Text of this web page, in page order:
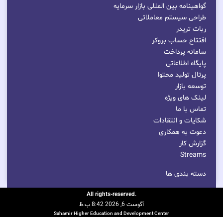
گواهینامه بین المللی بازار سرمایه
طراحی سیستم معاملاتی
ربات تریدر
افتتاح حساب بروکر
سامانه پرداخت
پایگاه اطلاعاتی
پرتال تولید محتوا
توسعه بازار
لینک های ویژه
تماس با ما
شکایات و انتقادات
دعوت به همکاری
گزارش کار
Streams
دسته بندی ها
.All rights-reserved
آگوست 6, 2026 8:42 ب.ظ
Sahamir Higher Education and Development Center